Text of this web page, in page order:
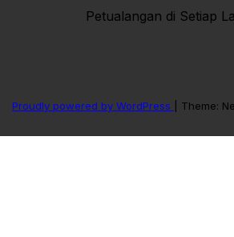
Petualangan di Setiap
Proudly powered by WordPress Theme: